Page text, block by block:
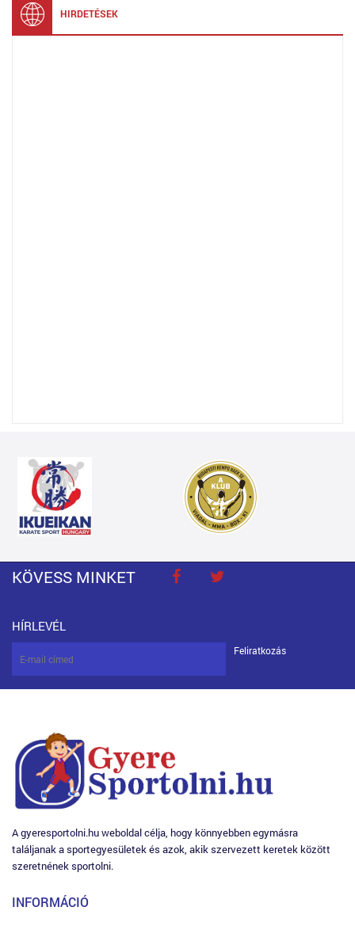
HIRDETÉSEK
KÖVESS MINKET
HÍRLEVÉL
Feliratkozás
A gyeresportolni.hu weboldal célja, hogy könnyebben egymásra
találjanak a sportegyesületek és azok, akik szervezett keretek között
szeretnének sportolni.
INFORMÁCIÓ